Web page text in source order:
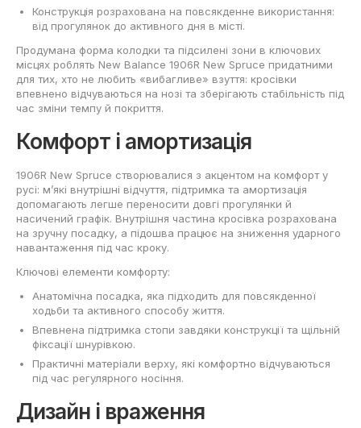
Конструкція розрахована на повсякденне використання:
від прогулянок до активного дня в місті.
Продумана форма колодки та підсилені зони в ключових
місцях роблять New Balance 1906R New Spruce придатними
для тих, хто не любить «вибагливе» взуття: кросівки
впевнено відчуваються на нозі та зберігають стабільність під
час зміни темпу й покриття.
Комфорт і амортизація
1906R New Spruce створювалися з акцентом на комфорт у
русі: м’які внутрішні відчуття, підтримка та амортизація
допомагають легше переносити довгі прогулянки й
насичений графік. Внутрішня частина кросівка розрахована
на зручну посадку, а підошва працює на зниження ударного
навантаження під час кроку.
Ключові елементи комфорту:
Анатомічна посадка, яка підходить для повсякденної
ходьби та активного способу життя.
Впевнена підтримка стопи завдяки конструкції та щільній
фіксації шнурівкою.
Практичні матеріали верху, які комфортно відчуваються
під час регулярного носіння.
Дизайн і враження